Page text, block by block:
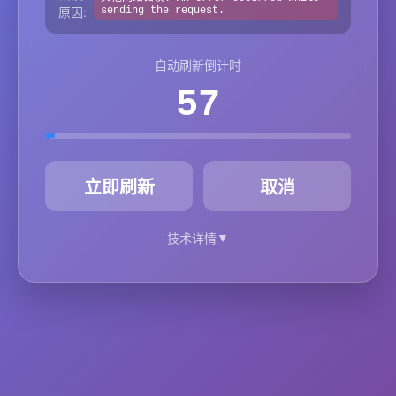
原因:
sending the request.
自动刷新倒计时
57
立即刷新 取消
技术详情▼